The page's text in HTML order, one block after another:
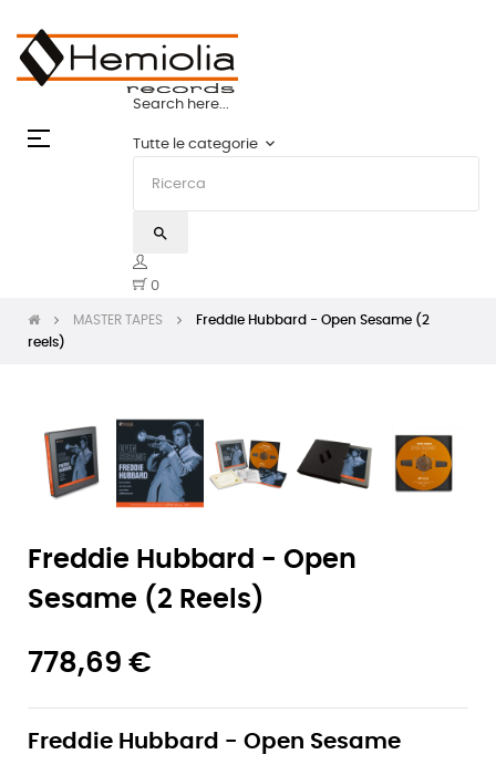
navigazione
☰
Search here...
Tutte le categorie keyboard_arrow_down
search
0
MASTER TAPES
Freddie Hubbard - Open Sesame (2
reels)
Freddie Hubbard - Open
Sesame (2 Reels)
778,69 €
Freddie Hubbard - Open Sesame